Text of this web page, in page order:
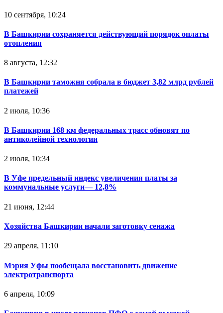
10 сентября, 10:24
В Башкирии сохраняется действующий порядок оплаты
отопления
8 августа, 12:32
В Башкирии таможня собрала в бюджет 3,82 млрд рублей
платежей
2 июля, 10:36
В Башкирии 168 км федеральных трасс обновят по
антиколейной технологии
2 июля, 10:34
В Уфе предельный индекс увеличения платы за
коммунальные услуги— 12,8%
21 июня, 12:44
Хозяйства Башкирии начали заготовку сенажа
29 апреля, 11:10
Мэрия Уфы пообещала восстановить движение
электротранспорта
6 апреля, 10:09